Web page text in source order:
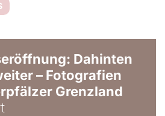
Dahinten
– Fotografien
Grenzland